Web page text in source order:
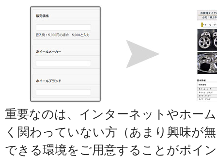
重要なのは、インターネットやホー
く関わっていない方（あまり興味が
できる環境をご用意することがポイ